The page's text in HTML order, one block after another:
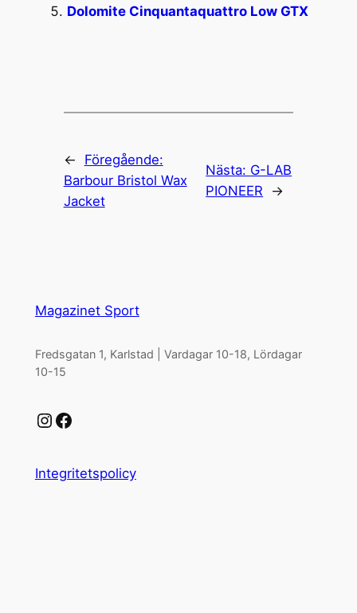
Dolomite Cinquantaquattro Low GTX
←
Föregående:
Barbour Bristol Wax
Jacket
Nästa: G-LAB
PIONEER
→
Magazinet Sport
Fredsgatan 1, Karlstad | Vardagar 10-18, Lördagar
10-15
Instagram Facebook
Integritetspolicy